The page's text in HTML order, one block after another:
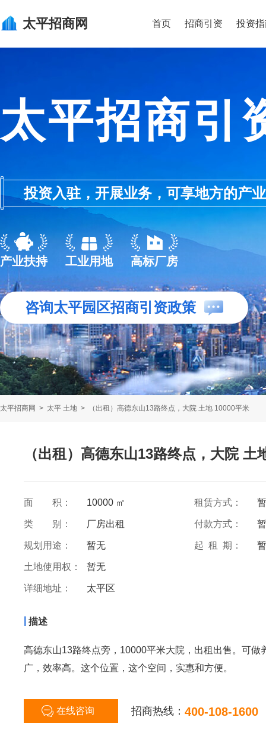
太平招商网 首页 招商引资 投资
太平招商引
投资入驻，开展业务，可享地方的产
产业扶持 工业用地 高标厂房
咨询太平园区招商引资政策
太平招商网 > 太平 土地 > （出租）高德东山13路终点，大院 土地 10000平米
（出租）高德东山13路终点，大院 土
面 积： 10000 ㎡ 租赁方式：
类 别： 厂房出租 付款方式：
规划用途： 暂无 起 租 期：
土地使用权： 暂无
详细地址： 太平区
描述
高德东山13路终点旁，10000平米大院，出租出售。可
广，效率高。这个位置，这个空间，实惠和方便。
在线咨询 招商热线： 400-108-1600